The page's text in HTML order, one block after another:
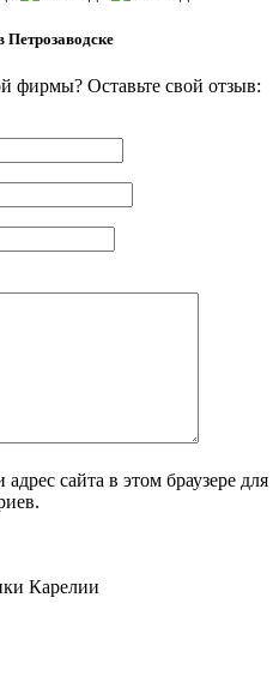
Петрозаводске
фирмы? Оставьте свой отзыв:
сайта в этом браузере для
Карелии